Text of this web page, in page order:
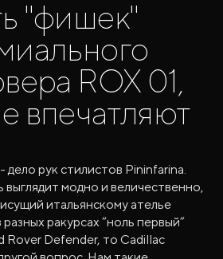
"фишек"
ROX 01,
впечатляют
дело рук стилистов Pininfarina.
выглядит модно и величественно,
итальянскому ателье
ракурсах “ноль первый”
Rover Defender, то Cadillac